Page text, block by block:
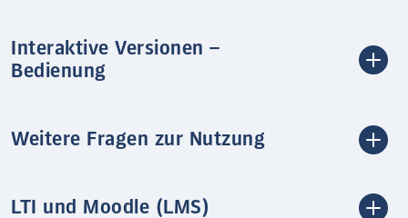
Interaktive Versionen –
Bedienung
Weitere Fragen zur Nutzung
LTI und Moodle (LMS)